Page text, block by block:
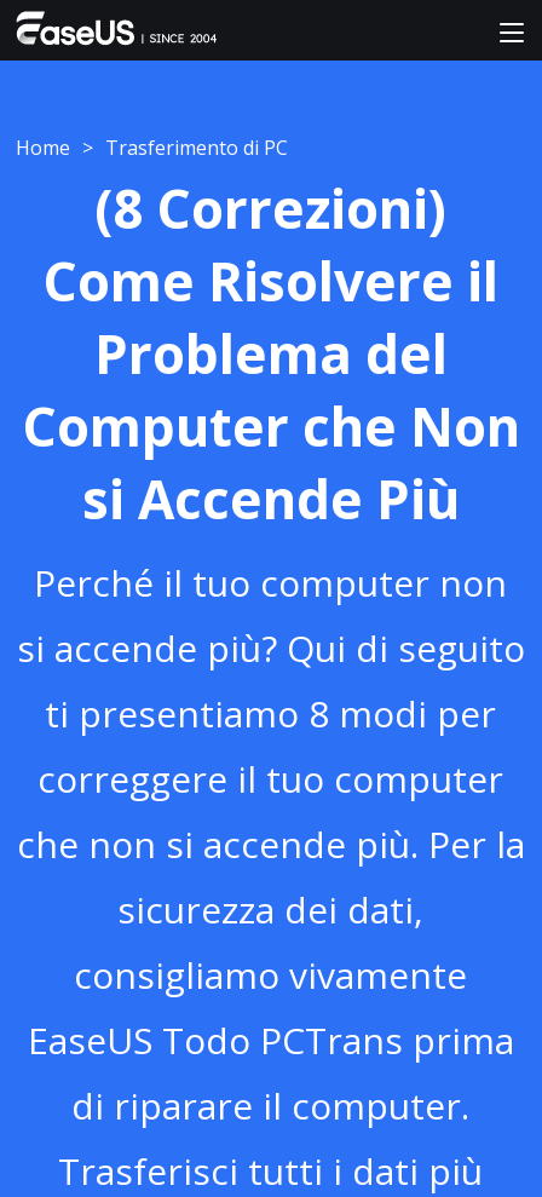
Home > Trasferimento di PC
(8 Correzioni)
Come Risolvere il
Problema del
Computer che Non
si Accende Più
Perché il tuo computer non
si accende più? Qui di seguito
ti presentiamo 8 modi per
correggere il tuo computer
che non si accende più. Per la
sicurezza dei dati,
consigliamo vivamente
EaseUS Todo PCTrans prima
di riparare il computer.
Trasferisci tutti i dati più